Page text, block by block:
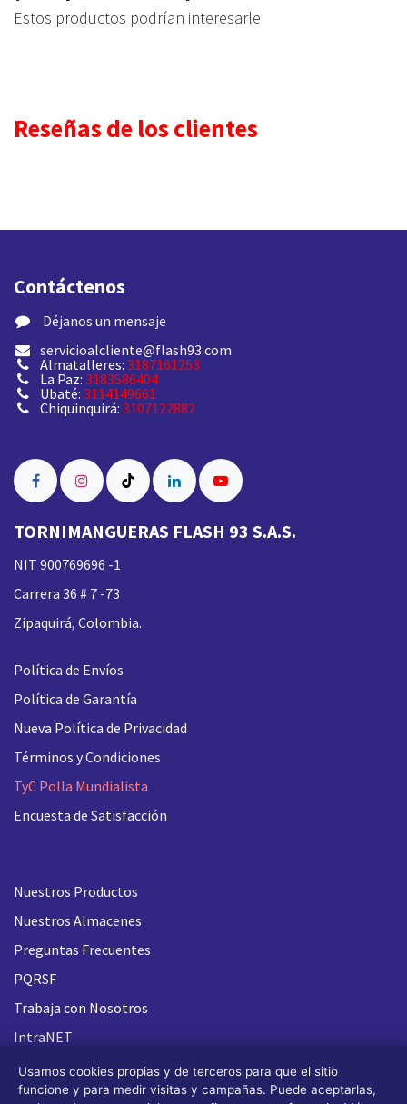
Estos productos podrían interesarle
Reseñas de los clientes
Contáctenos
​ Déjanos un mensaje
servicioalcliente@flash93.com
Almatalleres: 3187161253
La Paz: 3183586404
Ubaté: 3114149661
Chiquinquirá: 3107122882
TORNIMANGUERAS FLASH 93 S.A.S.
NIT 900769696 -1
Carrera 36 # 7 -73
Zipaquirá, Colombia.
Política de Envíos
Política de Garantía
Nueva Política de Privacidad
Términos y Condiciones
TyC Polla Mundialista
Encuesta de Satisfacción
Nuestros Productos
Nuestros Almacenes
Preguntas Frecuentes
PQRSF
Trabaja con Nosotros
IntraNET
Usamos cookies propias y de terceros para que el sitio
funcione y para medir visitas y campañas. Puede aceptarlas,